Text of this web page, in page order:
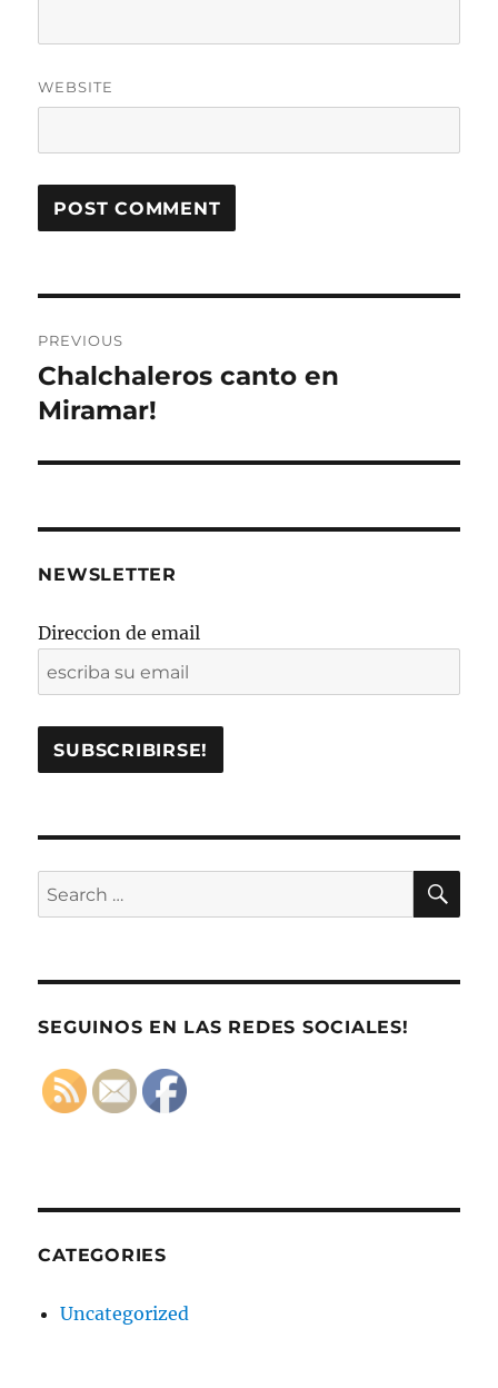
WEBSITE
navigation
PREVIOUS
Previous
post:
Chalchaleros canto en
Miramar!
NEWSLETTER
Direccion de email
Search
for:
SEGUINOS EN LAS REDES SOCIALES!
CATEGORIES
Uncategorized